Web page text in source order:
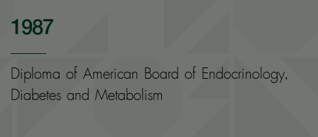
1987
Diploma of American Board of Endocrinology,
Diabetes and Metabolism